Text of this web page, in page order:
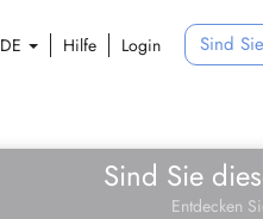
DE Hilfe Login Sind
Sind Sie
Entdecken